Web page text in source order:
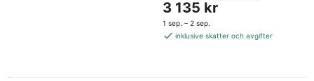
aug.
5
Priset
är
3 135 kr
3 135 kr
1 sep. – 2 sep.
inklusive skatter och avgifter